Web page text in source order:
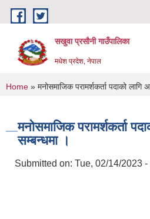
Skip to main content
सखुवा प्रसौनी गाउँपालिका
मधेश प्रदेश, नेपाल
You are here
Home » मनोसमाजिक परामर्शकर्ता पदाको लागि
मनोसमाजिक परामर्शकर्ता
सम्बन्धमा ।
Submitted on: Tue, 02/14/2023 -